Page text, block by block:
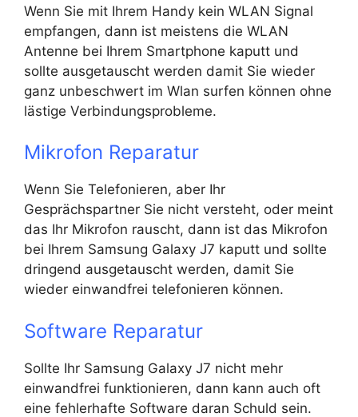
Wenn Sie mit Ihrem Handy kein WLAN Signal
empfangen, dann ist meistens die WLAN
Antenne bei Ihrem Smartphone kaputt und
sollte ausgetauscht werden damit Sie wieder
ganz unbeschwert im Wlan surfen können ohne
lästige Verbindungsprobleme.
Mikrofon Reparatur
Wenn Sie Telefonieren, aber Ihr
Gesprächspartner Sie nicht versteht, oder meint
das Ihr Mikrofon rauscht, dann ist das Mikrofon
bei Ihrem Samsung Galaxy J7 kaputt und sollte
dringend ausgetauscht werden, damit Sie
wieder einwandfrei telefonieren können.
Software Reparatur
Sollte Ihr Samsung Galaxy J7 nicht mehr
einwandfrei funktionieren, dann kann auch oft
eine fehlerhafte Software daran Schuld sein.